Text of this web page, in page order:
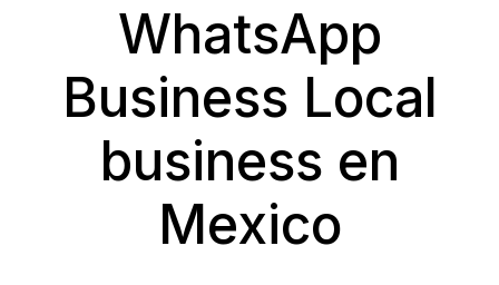
WhatsApp
Business Local
business en
Mexico